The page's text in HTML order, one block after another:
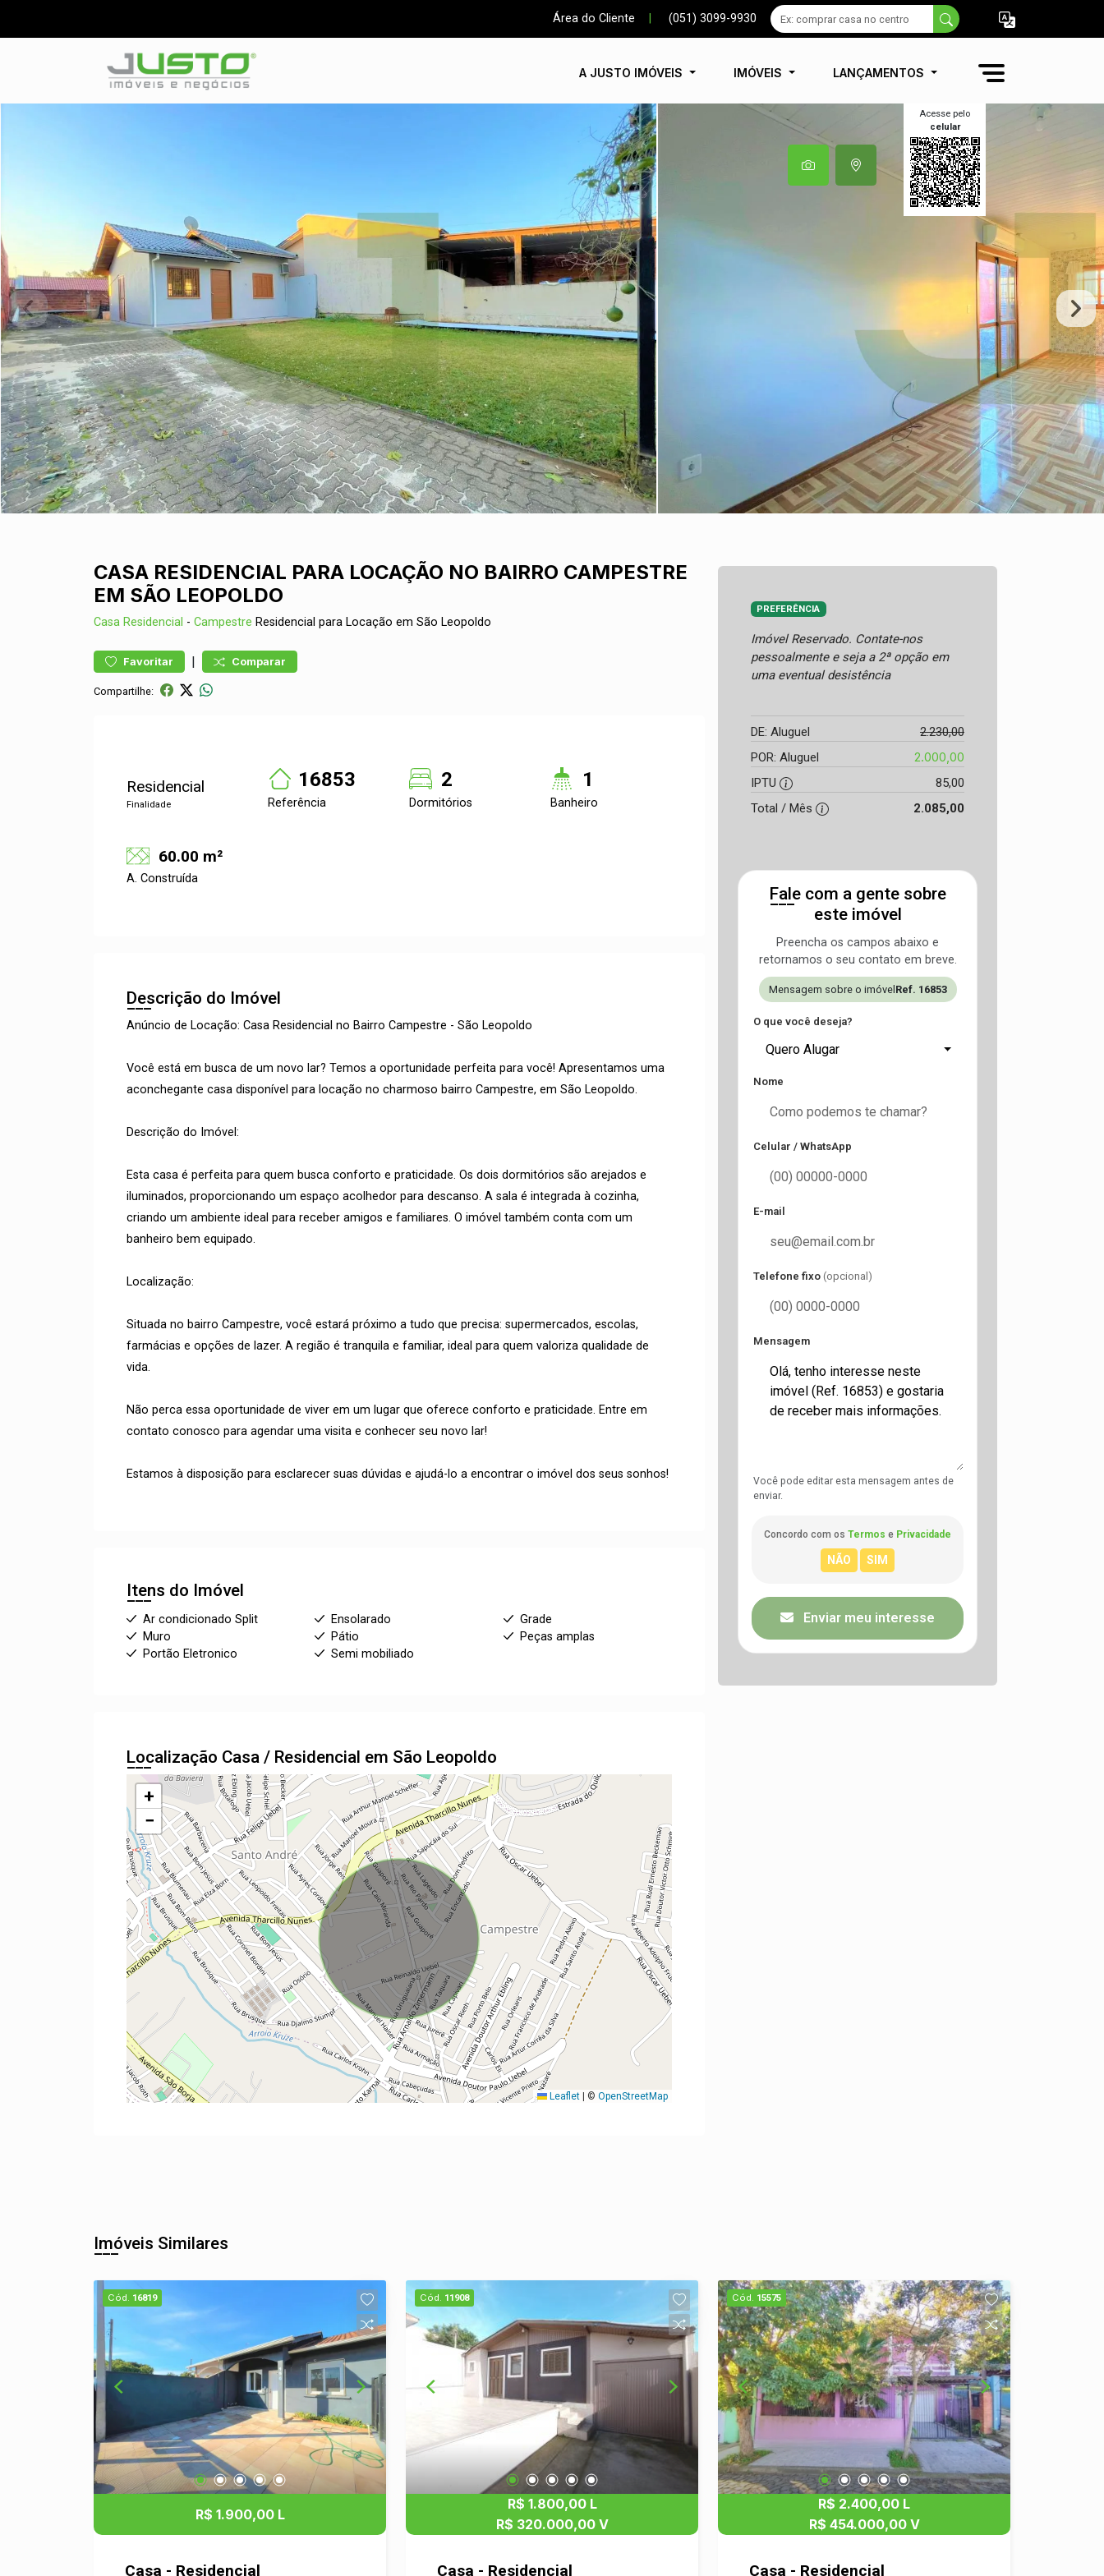
Área do Cliente (051) 3099-9930
A JUSTO IMÓVEIS IMÓVEIS LANÇAMENTOS
Acesse pelo
celular
CASA RESIDENCIAL PARA LOCAÇÃO NO BAIRRO CAMPESTRE
EM SÃO LEOPOLDO
Casa Residencial - Campestre Residencial para Locação em São Leopoldo
Favoritar | Comparar
Compartilhe:
Residencial
Finalidade
16853
Referência
2
Dormitórios
1
Banheiro
60.00 m²
A. Construída
Descrição do Imóvel
Anúncio de Locação: Casa Residencial no Bairro Campestre - São Leopoldo
Você está em busca de um novo lar? Temos a oportunidade perfeita para você! Apresentamos uma
aconchegante casa disponível para locação no charmoso bairro Campestre, em São Leopoldo.
Descrição do Imóvel:
Esta casa é perfeita para quem busca conforto e praticidade. Os dois dormitórios são arejados e
iluminados, proporcionando um espaço acolhedor para descanso. A sala é integrada à cozinha,
criando um ambiente ideal para receber amigos e familiares. O imóvel também conta com um
banheiro bem equipado.
Localização:
Situada no bairro Campestre, você estará próximo a tudo que precisa: supermercados, escolas,
farmácias e opções de lazer. A região é tranquila e familiar, ideal para quem valoriza qualidade de
vida.
Não perca essa oportunidade de viver em um lugar que oferece conforto e praticidade. Entre em
contato conosco para agendar uma visita e conhecer seu novo lar!
Estamos à disposição para esclarecer suas dúvidas e ajudá-lo a encontrar o imóvel dos seus sonhos!
Itens do Imóvel
Ar condicionado Split Ensolarado
Grade
Muro
Pátio
Peças amplas
Portão Eletronico
Semi mobiliado
Localização Casa / Residencial em São Leopoldo
+
−
Leaflet | © OpenStreetMap
PREFERÊNCIA
Imóvel Reservado. Contate-nos
pessoalmente e seja a 2ª opção em
uma eventual desistência
DE: Aluguel
2.230,00
POR: Aluguel
2.000,00
IPTU
85,00
Total / Mês
2.085,00
Fale com a gente sobre
este imóvel
Preencha os campos abaixo e
retornamos o seu contato em breve.
Mensagem sobre o imóvel Ref. 16853
O que você deseja?
Quero Alugar
Nome
Celular / WhatsApp
E-mail
Telefone fixo (opcional)
Mensagem
Você pode editar esta mensagem antes de
enviar.
Concordo com os Termos e Privacidade
Enviar meu interesse
Imóveis Similares
Cód. 16819
R$ 1.900,00 L
Casa - Residencial
Cód. 11908
R$ 1.800,00 L
R$ 320.000,00 V
Casa - Residencial
Cód. 15575
R$ 2.400,00 L
R$ 454.000,00 V
Casa - Residencial